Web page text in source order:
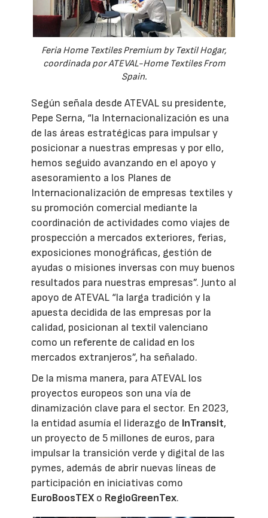
Feria Home Textiles Premium by Textil Hogar,
coordinada por ATEVAL-Home Textiles From
Spain.
Según señala desde ATEVAL su presidente,
Pepe Serna, “la Internacionalización es una
de las áreas estratégicas para impulsar y
posicionar a nuestras empresas y por ello,
hemos seguido avanzando en el apoyo y
asesoramiento a los Planes de
Internacionalización de empresas textiles y
su promoción comercial mediante la
coordinación de actividades como viajes de
prospección a mercados exteriores, ferias,
exposiciones monográficas, gestión de
ayudas o misiones inversas con muy buenos
resultados para nuestras empresas”. Junto al
apoyo de ATEVAL “la larga tradición y la
apuesta decidida de las empresas por la
calidad, posicionan al textil valenciano
como un referente de calidad en los
mercados extranjeros”, ha señalado.
De la misma manera, para ATEVAL los
proyectos europeos son una vía de
dinamización clave para el sector. En 2023,
la entidad asumía el liderazgo de InTransit,
un proyecto de 5 millones de euros, para
impulsar la transición verde y digital de las
pymes, además de abrir nuevas líneas de
participación en iniciativas como
EuroBoosTEXo RegioGreenTex.